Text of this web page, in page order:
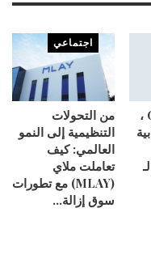
متجذرة في GBA ،
اجتماعي
من التحولات
التنظيمية إلى النمو
العالمي: كيف
تعاملت ملاي
(MLAY) مع تطورات
سوق إزالة…